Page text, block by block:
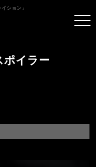
ション」
ポイラー